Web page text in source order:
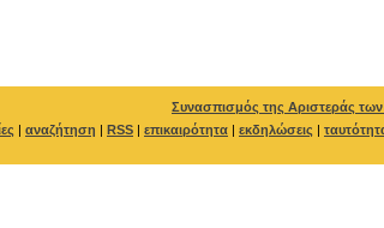
Συνασπισμός της Αριστεράς των
| αναζήτηση | RSS | επικαιρότητα | εκδηλώσεις |